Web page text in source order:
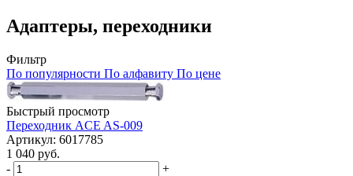
Адаптеры, переходники
Фильтр
По популярности По алфавиту По цене
Быстрый просмотр
Переходник ACE AS-009
Артикул: 6017785
1 040 руб.
-
+